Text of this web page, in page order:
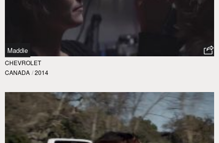
Maddie
CHEVROLET
CANADA / 2014